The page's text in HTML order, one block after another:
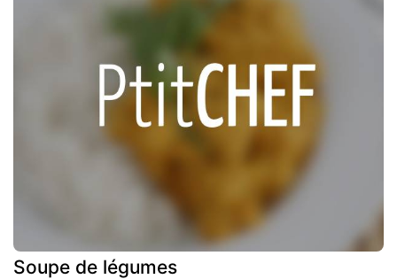
Soupe de légumes